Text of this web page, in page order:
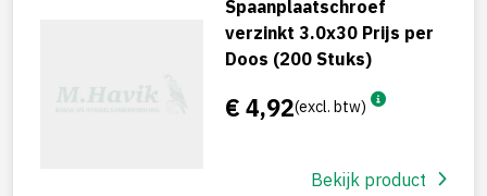
Spaanplaatschroef
verzinkt 3.0x30 Prijs per
Doos (200 Stuks)
€ 4,92(excl. btw)
Bekijk product